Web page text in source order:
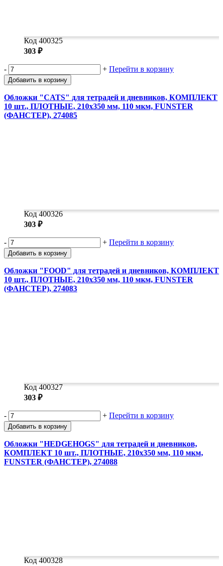
Код 400325
303 ₽
- + Перейти в корзину
Добавить в корзину
Обложки "CATS" для тетрадей и дневников, КОМПЛЕКТ
10 шт., ПЛОТНЫЕ, 210х350 мм, 110 мкм, FUNSTER
(ФАНСТЕР), 274085
Код 400326
303 ₽
- + Перейти в корзину
Добавить в корзину
Обложки "FOOD" для тетрадей и дневников, КОМПЛЕКТ
10 шт., ПЛОТНЫЕ, 210х350 мм, 110 мкм, FUNSTER
(ФАНСТЕР), 274083
Код 400327
303 ₽
- + Перейти в корзину
Добавить в корзину
Обложки "HEDGEHOGS" для тетрадей и дневников,
КОМПЛЕКТ 10 шт., ПЛОТНЫЕ, 210х350 мм, 110 мкм,
FUNSTER (ФАНСТЕР), 274088
Код 400328